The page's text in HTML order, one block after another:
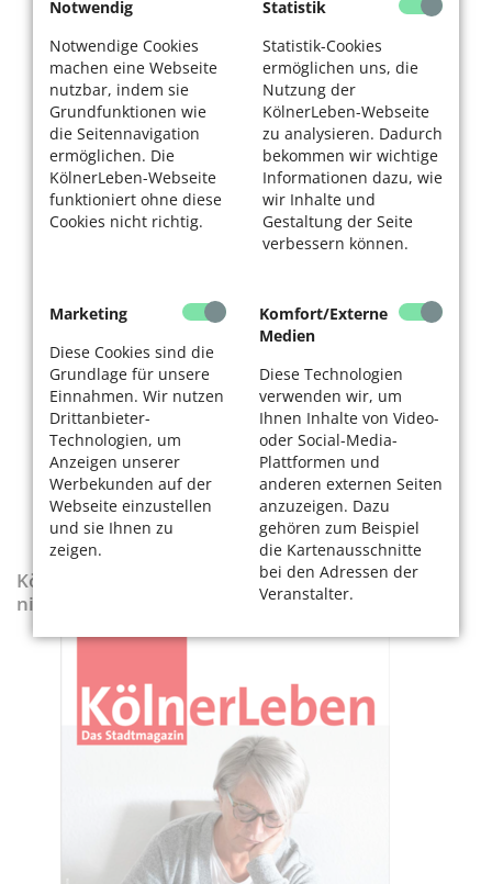
Notwendig
Notwendige Cookies
machen eine Webseite
nutzbar, indem sie
Grundfunktionen wie
die Seitennavigation
ermöglichen. Die
KölnerLeben-Webseite
funktioniert ohne diese
Cookies nicht richtig.
Statistik
Statistik-Cookies
ermöglichen uns, die
Nutzung der
KölnerLeben-Webseite
zu analysieren. Dadurch
bekommen wir wichtige
Informationen dazu, wie
wir Inhalte und
Gestaltung der Seite
verbessern können.
Marketing
Diese Cookies sind die
Grundlage für unsere
Einnahmen. Wir nutzen
Drittanbieter-
Technologien, um
Anzeigen unserer
Werbekunden auf der
Webseite einzustellen
und sie Ihnen zu
zeigen.
Komfort/Externe
Medien
Diese Technologien
verwenden wir, um
Ihnen Inhalte von Video-
oder Social-Media-
Plattformen und
anderen externen Seiten
anzuzeigen. Dazu
gehören zum Beispiel
die Kartenausschnitte
bei den Adressen der
Veranstalter.
KölnerLeben-Sonderausgabe „Wenn die Rente
nicht reicht“